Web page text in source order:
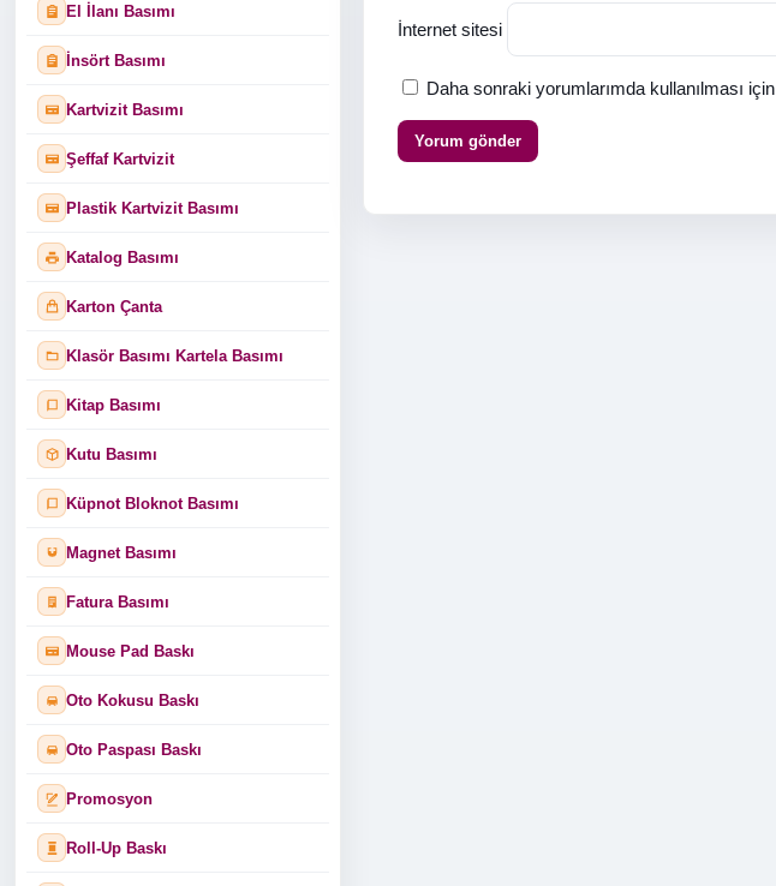
El İlanı Basımı
İnsört Basımı
Kartvizit Basımı
Şeffaf Kartvizit
Plastik Kartvizit Basımı
Katalog Basımı
Karton Çanta
Klasör Basımı Kartela Basımı
Kitap Basımı
Kutu Basımı
Küpnot Bloknot Basımı
Magnet Basımı
Fatura Basımı
Mouse Pad Baskı
Oto Kokusu Baskı
Oto Paspası Baskı
Promosyon
Roll-Up Baskı
İnternet sitesi
Daha sonraki yorumlarımda kullanılması